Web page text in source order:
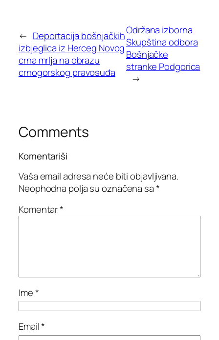
← Deportacija bošnjačkih
izbjeglica iz Herceg Novog
crna mrlja na obrazu
crnogorskog pravosuđa
Održana izborna
Skupština odbora
Bošnjačke
stranke Podgorica
→
Comments
Komentariši
Vaša email adresa neće biti objavljivana.
Neophodna polja su označena sa*
Komentar*
Ime*
Email*